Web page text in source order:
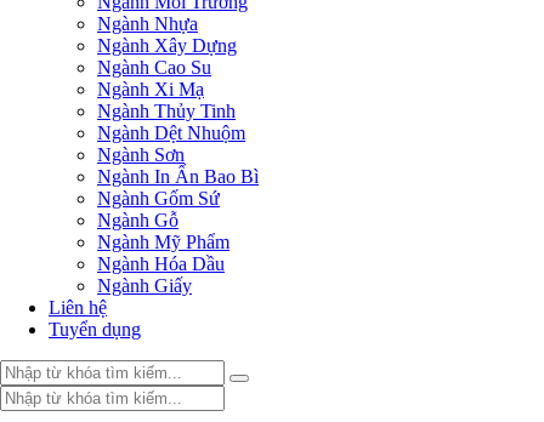
Ngành Nhựa
Ngành Xây Dựng
Ngành Cao Su
Ngành Xi Mạ
Ngành Thủy Tinh
Ngành Dệt Nhuộm
Ngành Sơn
Ngành In Ấn Bao Bì
Ngành Gốm Sứ
Ngành Gỗ
Ngành Mỹ Phẩm
Ngành Hóa Dầu
Ngành Giấy
Liên hệ
Tuyển dụng